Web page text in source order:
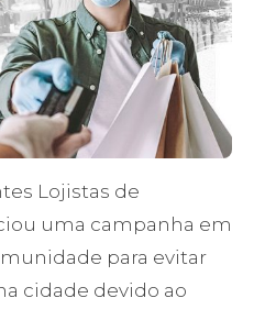
Lojistas de
uma campanha em
para evitar
cidade devido ao